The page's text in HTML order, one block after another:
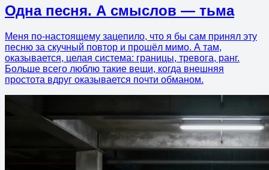
Одна песня. А смыслов — тьма
Меня по-настоящему зацепило, что я бы сам принял эту
песню за скучный повтор и прошёл мимо. А там,
оказывается, целая система: границы, тревога, ранг.
Больше всего люблю такие вещи, когда внешняя
простота вдруг оказывается почти обманом.